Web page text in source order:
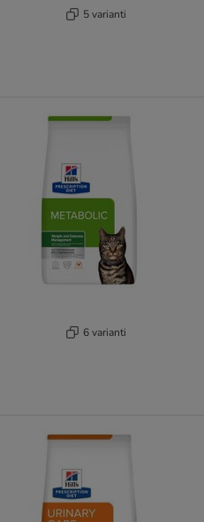
5 varianti
6 varianti